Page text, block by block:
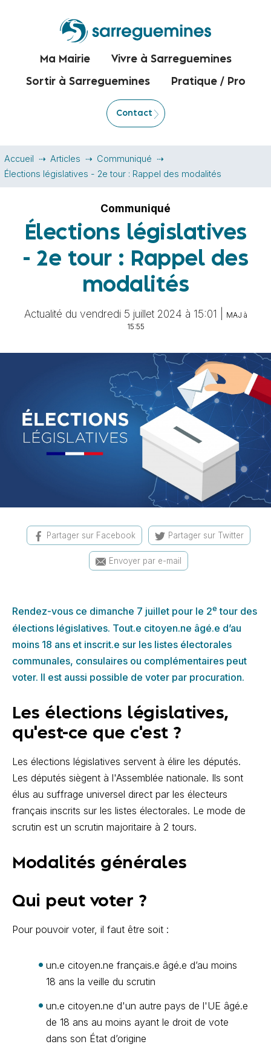
Ma Mairie Vivre à Sarreguemines
Sortir à Sarreguemines Pratique / Pro
Contact
Accueil Articles
Communiqué
Élections législatives - 2e tour : Rappel des modalités
Communiqué
Élections législatives
- 2e tour : Rappel des
modalités
Actualité du vendredi 5 juillet 2024 à 15:01 |
MAJ à
15:55
Partager sur Facebook Partager sur Twitter
Envoyer par e-mail
Rendez-vous ce dimanche 7 juillet pour le 2etour des
élections législatives. Tout.e citoyen.ne âgé.e d’au
moins 18 ans et inscrit.e sur les listes électorales
communales, consulaires ou complémentaires peut
voter. Il est aussi possible de voter par procuration.
Les élections législatives,
qu'est-ce que c'est ?
Les élections législatives servent à élire les députés.
Les députés siègent à l'Assemblée nationale. Ils sont
élus au suffrage universel direct par les électeurs
français inscrits sur les listes électorales. Le mode de
scrutin est un scrutin majoritaire à 2 tours.
Modalités générales
Qui peut voter ?
Pour pouvoir voter, il faut être soit :
un.e citoyen.ne français.e âgé.e d’au moins
18 ans la veille du scrutin
un.e citoyen.ne d'un autre pays de l'UE âgé.e
de 18 ans au moins ayant le droit de vote
dans son État d’origine